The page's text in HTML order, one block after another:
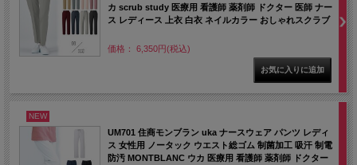
カ scrub study 医療用 看護師 薬剤師 ドクター 医師 ナー
ス レディース 上衣 白衣 ネイルカラー おしゃれスクラブ
価格： 6,350円(税込)
NEW
UM701 住商モンブラン uka ナースウェア パンツ レディ
ス 女性用 ノータック ウエスト総ゴム 制菌加工 吸汗 制電
防汚 MONTBLANC ウカ 医療用 看護師 薬剤師 ドクター